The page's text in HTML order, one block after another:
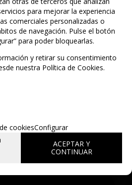
para mejorar la experiencia
comerciales personalizadas o
de navegación. Pulse el botón
para poder bloquearlas.
y retirar su consentimiento
nuestra Política de Cookies.
cookiesConfigurar
ACEPTAR Y
CONTINUAR